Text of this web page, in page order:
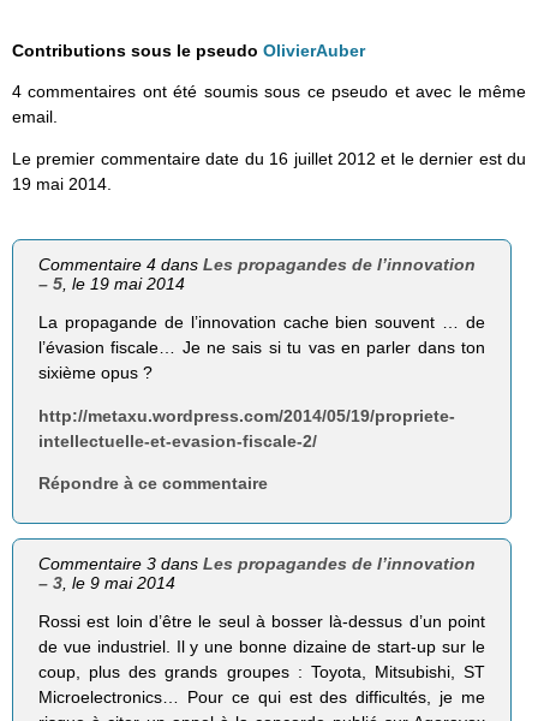
Contributions sous le pseudo OlivierAuber
4 commentaires ont été soumis sous ce pseudo et avec le même
email.
Le premier commentaire date du 16 juillet 2012 et le dernier est du
19 mai 2014.
Commentaire 4 dansLes propagandes de l’innovation
– 5, le 19 mai 2014
La propagande de l’innovation cache bien souvent … de
l’évasion fiscale… Je ne sais si tu vas en parler dans ton
sixième opus ?
http://metaxu.wordpress.com/2014/05/19/propriete-
intellectuelle-et-evasion-fiscale-2/
Répondre à ce commentaire
Commentaire 3 dansLes propagandes de l’innovation
– 3 , le 9 mai 2014
Rossi est loin d’être le seul à bosser là-dessus d’un point
de vue industriel. Il y une bonne dizaine de start-up sur le
coup, plus des grands groupes : Toyota, Mitsubishi, ST
Microelectronics… Pour ce qui est des difficultés, je me